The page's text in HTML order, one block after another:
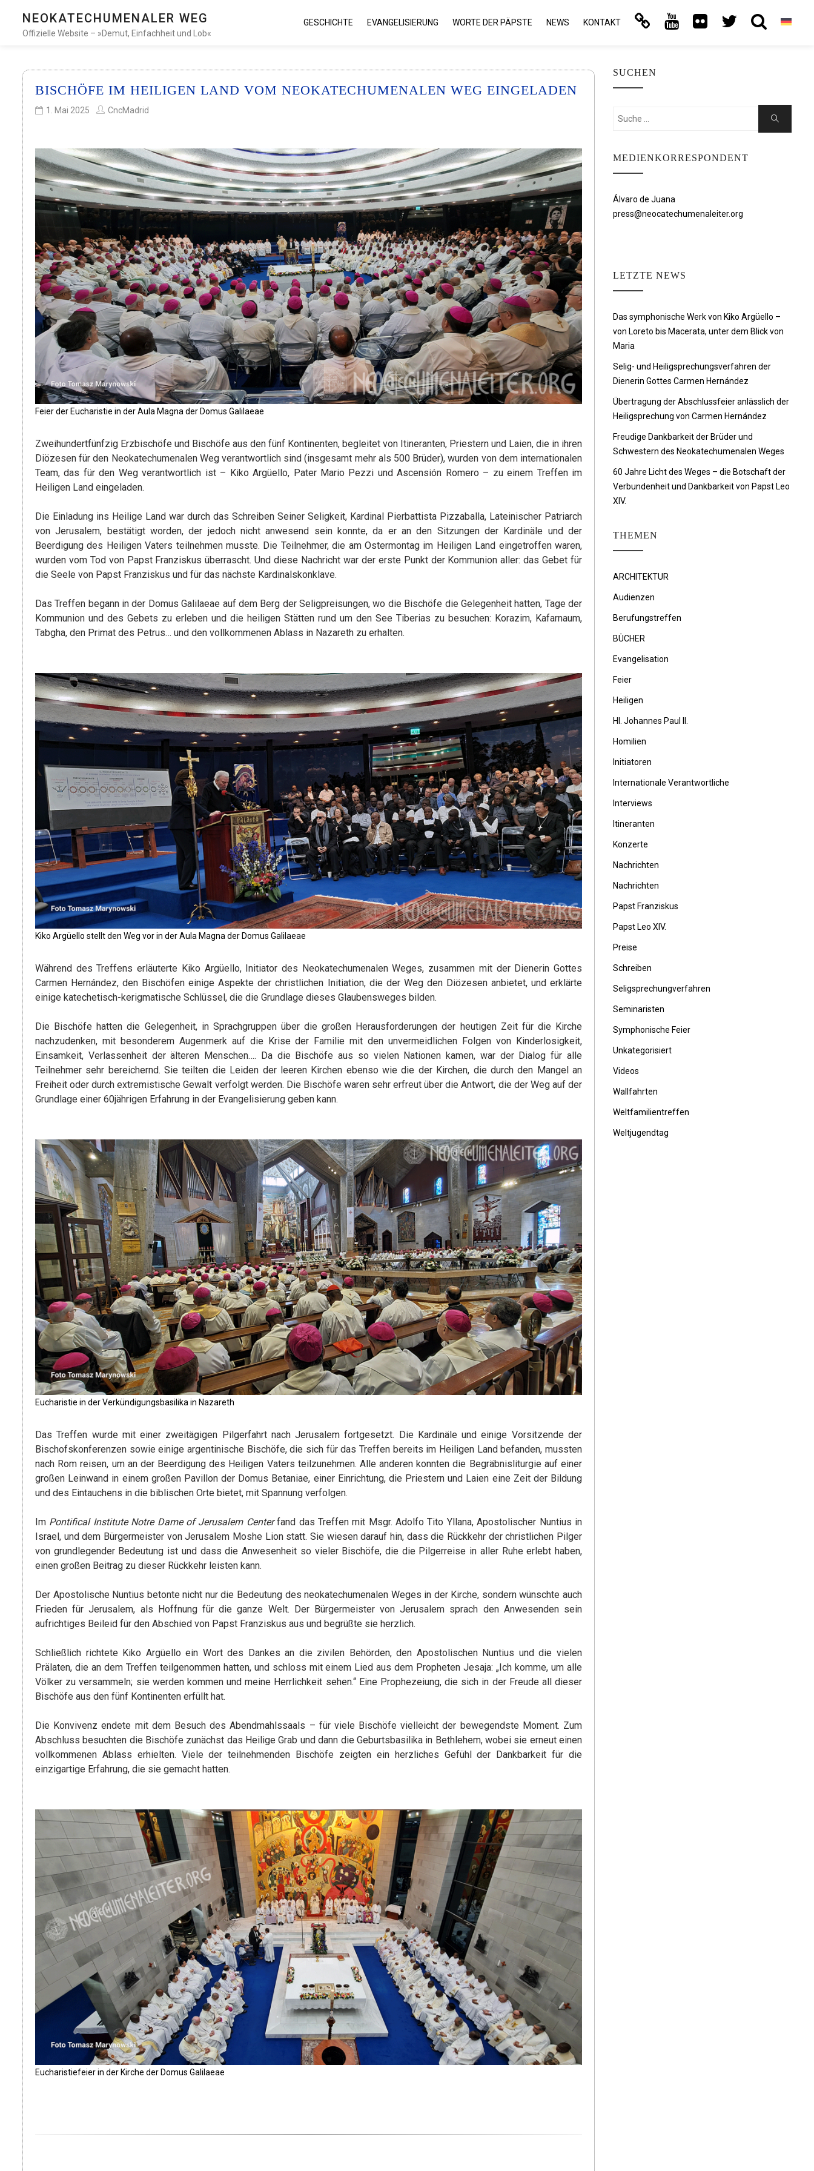
NEOKATECHUMENALER WEG
Offizielle Website – »Demut, Einfachheit und Lob«
GESCHICHTE EVANGELISIERUNG WORTE DER PÄPSTE NEWS KONTAKT
BISCHÖFE IM HEILIGEN LAND VOM NEOKATECHUMENALEN WEG EINGELADEN
1. Mai 2025 CncMadrid
Feier der Eucharistie in der Aula Magna der Domus Galilaeae
Zweihundertfünfzig Erzbischöfe und Bischöfe aus den fünf Kontinenten, begleitet von Itineranten, Priestern und Laien, die in ihren
Diözesen für den Neokatechumenalen Weg verantwortlich sind (insgesamt mehr als 500 Brüder), wurden von dem internationalen
Team, das für den Weg verantwortlich ist – Kiko Argüello, Pater Mario Pezzi und Ascensión Romero – zu einem Treffen im
Heiligen Land eingeladen.
Die Einladung ins Heilige Land war durch das Schreiben Seiner Seligkeit, Kardinal Pierbattista Pizzaballa, Lateinischer Patriarch
von Jerusalem, bestätigt worden, der jedoch nicht anwesend sein konnte, da er an den Sitzungen der Kardinäle und der
Beerdigung des Heiligen Vaters teilnehmen musste. Die Teilnehmer, die am Ostermontag im Heiligen Land eingetroffen waren,
wurden vom Tod von Papst Franziskus überrascht. Und diese Nachricht war der erste Punkt der Kommunion aller: das Gebet für
die Seele von Papst Franziskus und für das nächste Kardinalskonklave.
Das Treffen begann in der Domus Galilaeae auf dem Berg der Seligpreisungen, wo die Bischöfe die Gelegenheit hatten, Tage der
Kommunion und des Gebets zu erleben und die heiligen Stätten rund um den See Tiberias zu besuchen: Korazim, Kafarnaum,
Tabgha, den Primat des Petrus… und den vollkommenen Ablass in Nazareth zu erhalten.
Kiko Argüello stellt den Weg vor in der Aula Magna der Domus Galilaeae
Während des Treffens erläuterte Kiko Argüello, Initiator des Neokatechumenalen Weges, zusammen mit der Dienerin Gottes
Carmen Hernández, den Bischöfen einige Aspekte der christlichen Initiation, die der Weg den Diözesen anbietet, und erklärte
einige katechetisch-kerigmatische Schlüssel, die die Grundlage dieses Glaubensweges bilden.
Die Bischöfe hatten die Gelegenheit, in Sprachgruppen über die großen Herausforderungen der heutigen Zeit für die Kirche
nachzudenken, mit besonderem Augenmerk auf die Krise der Familie mit den unvermeidlichen Folgen von Kinderlosigkeit,
Einsamkeit, Verlassenheit der älteren Menschen…. Da die Bischöfe aus so vielen Nationen kamen, war der Dialog für alle
Teilnehmer sehr bereichernd. Sie teilten die Leiden der leeren Kirchen ebenso wie die der Kirchen, die durch den Mangel an
Freiheit oder durch extremistische Gewalt verfolgt werden. Die Bischöfe waren sehr erfreut über die Antwort, die der Weg auf der
Grundlage einer 60jährigen Erfahrung in der Evangelisierung geben kann.
Eucharistie in der Verkündigungsbasilika in Nazareth
Das Treffen wurde mit einer zweitägigen Pilgerfahrt nach Jerusalem fortgesetzt. Die Kardinäle und einige Vorsitzende der
Bischofskonferenzen sowie einige argentinische Bischöfe, die sich für das Treffen bereits im Heiligen Land befanden, mussten
nach Rom reisen, um an der Beerdigung des Heiligen Vaters teilzunehmen. Alle anderen konnten die Begräbnisliturgie auf einer
großen Leinwand in einem großen Pavillon der Domus Betaniae, einer Einrichtung, die Priestern und Laien eine Zeit der Bildung
und des Eintauchens in die biblischen Orte bietet, mit Spannung verfolgen.
Im Pontifical Institute Notre Dame of Jerusalem Centerfand das Treffen mit Msgr. Adolfo Tito Yllana, Apostolischer Nuntius in
Israel, und dem Bürgermeister von Jerusalem Moshe Lion statt. Sie wiesen darauf hin, dass die Rückkehr der christlichen Pilger
von grundlegender Bedeutung ist und dass die Anwesenheit so vieler Bischöfe, die die Pilgerreise in aller Ruhe erlebt haben,
einen großen Beitrag zu dieser Rückkehr leisten kann.
Der Apostolische Nuntius betonte nicht nur die Bedeutung des neokatechumenalen Weges in der Kirche, sondern wünschte auch
Frieden für Jerusalem, als Hoffnung für die ganze Welt. Der Bürgermeister von Jerusalem sprach den Anwesenden sein
aufrichtiges Beileid für den Abschied von Papst Franziskus aus und begrüßte sie herzlich.
Schließlich richtete Kiko Argüello ein Wort des Dankes an die zivilen Behörden, den Apostolischen Nuntius und die vielen
Prälaten, die an dem Treffen teilgenommen hatten, und schloss mit einem Lied aus dem Propheten Jesaja: „Ich komme, um alle
Völker zu versammeln; sie werden kommen und meine Herrlichkeit sehen.“ Eine Prophezeiung, die sich in der Freude all dieser
Bischöfe aus den fünf Kontinenten erfüllt hat.
Die Konvivenz endete mit dem Besuch des Abendmahlssaals – für viele Bischöfe vielleicht der bewegendste Moment. Zum
Abschluss besuchten die Bischöfe zunächst das Heilige Grab und dann die Geburtsbasilika in Bethlehem, wobei sie erneut einen
vollkommenen Ablass erhielten. Viele der teilnehmenden Bischöfe zeigten ein herzliches Gefühl der Dankbarkeit für die
einzigartige Erfahrung, die sie gemacht hatten.
Eucharistiefeier in der Kirche der Domus Galilaeae
SUCHEN
Suchen
Suche
MEDIENKORRESPONDENT
Álvaro de Juana
press@neocatechumenaleiter.org
LETZTE NEWS
Das symphonische Werk von Kiko Argüello –
von Loreto bis Macerata, unter dem Blick von
Maria
Selig- und Heiligsprechungsverfahren der
Dienerin Gottes Carmen Hernández
Übertragung der Abschlussfeier anlässlich der
Heiligsprechung von Carmen Hernández
Freudige Dankbarkeit der Brüder und
Schwestern des Neokatechumenalen Weges
60 Jahre Licht des Weges – die Botschaft der
Verbundenheit und Dankbarkeit von Papst Leo
XIV.
THEMEN
ARCHITEKTUR
Audienzen
Berufungstreffen
BÜCHER
Evangelisation
Feier
Heiligen
Hl. Johannes Paul II.
Homilien
Initiatoren
Internationale Verantwortliche
Interviews
Itineranten
Konzerte
Nachrichten
Nachrichten
Papst Franziskus
Papst Leo XIV.
Preise
Schreiben
Seligsprechungverfahren
Seminaristen
Symphonische Feier
Unkategorisiert
Videos
Wallfahrten
Weltfamilientreffen
Weltjugendtag